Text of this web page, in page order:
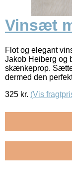
Vinsæt
Flot og elegant
Jakob Heiberg og
skænkeprop.
dermed den
325 kr. (Vis